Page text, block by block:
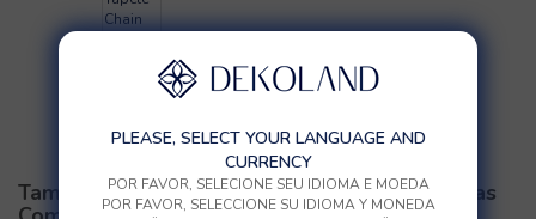
PLEASE, SELECT YOUR LANGUAGE AND
CURRENCY
POR FAVOR, SELECIONE SEU IDIOMA E MOEDA
POR FAVOR, SELECCIONE SU IDIOMA Y MONEDA
Tamanho 1,201,80 M Tapete Chain Tiras Pretas